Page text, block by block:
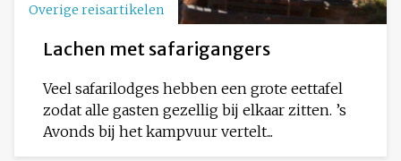
Overige reisartikelen
Lachen met safarigangers
Veel safarilodges hebben een grote eettafel
zodat alle gasten gezellig bij elkaar zitten. ’s
Avonds bij het kampvuur vertelt...